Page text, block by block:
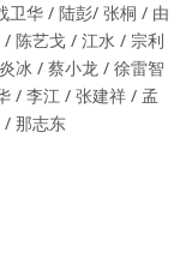
卫华 / 陆彭/ 张桐 / 由
陈艺戈 / 江水 / 宗利
冰 / 蔡小龙 / 徐雷智
/ 李江 / 张建祥 / 孟
那志东